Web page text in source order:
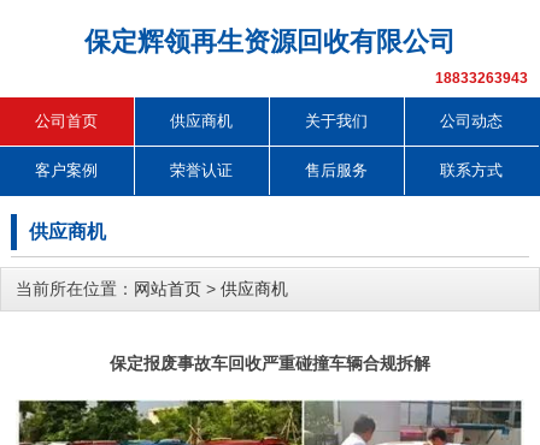
保定辉领再生资源回收有限公司
18833263943
公司首页 供应商机 关于我们 公司动态
客户案例 荣誉认证 售后服务 联系方式
供应商机
当前所在位置： 网站首页 > 供应商机
保定报废事故车回收严重碰撞车辆合规拆解